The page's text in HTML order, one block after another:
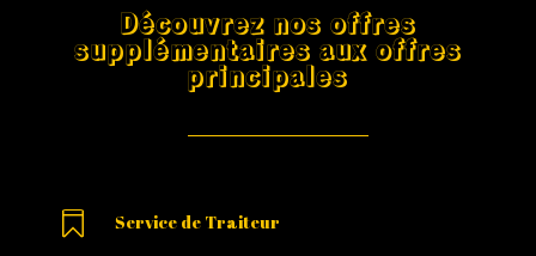
Découvrez nos offres
supplémentaires aux offres
principales
 Service de Traiteur